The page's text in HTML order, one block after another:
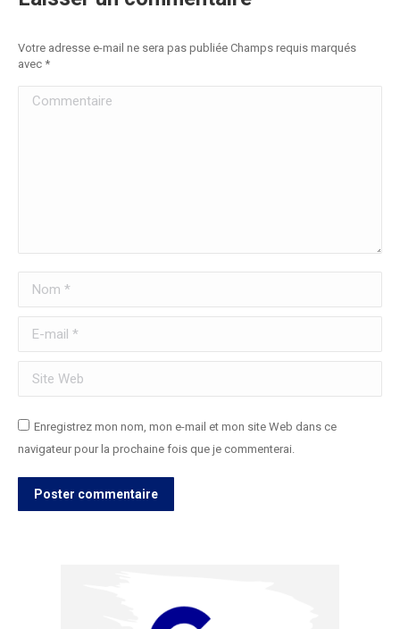
Votre adresse e-mail ne sera pas publiée Champs requis marqués
avec *
Commentaire
Nom *
E-mail *
Site Web
Enregistrez mon nom, mon e-mail et mon site Web dans ce
navigateur pour la prochaine fois que je commenterai.
Poster commentaire